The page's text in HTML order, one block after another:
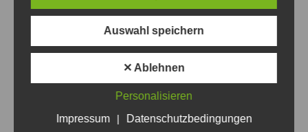
Auswahl speichern
✕ Ablehnen
Personalisieren
Impressum
| Datenschutzbedingungen